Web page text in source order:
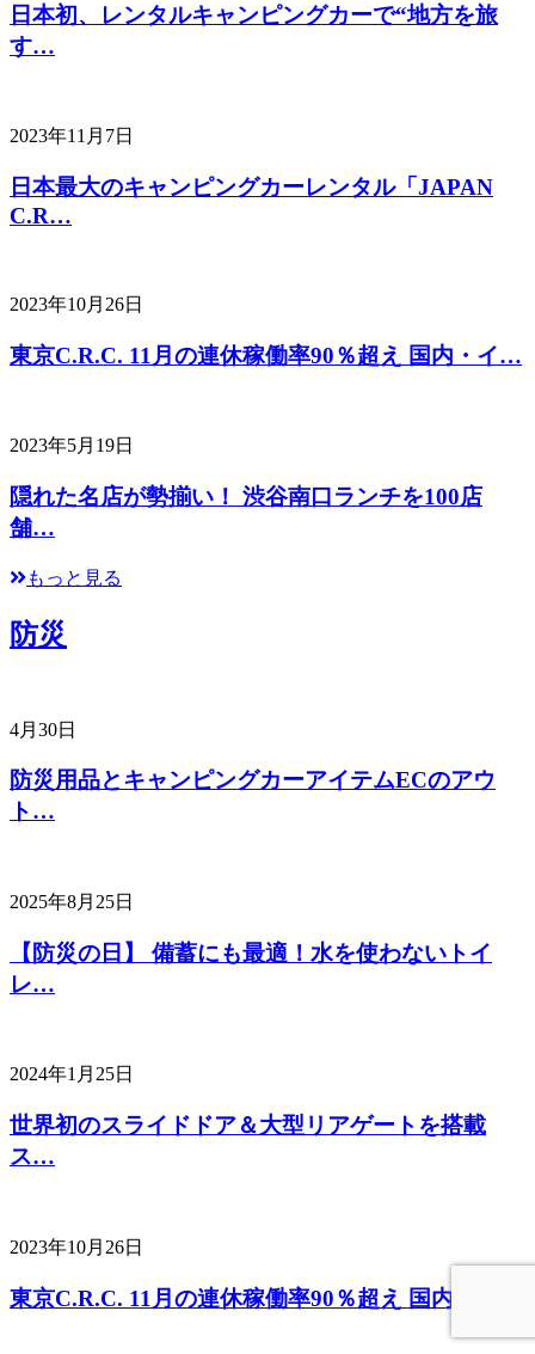
日本初、レンタルキャンピングカーで“地方を旅
す…
2023年11月7日
日本最大のキャンピングカーレンタル「JAPAN
C.R…
2023年10月26日
東京C.R.C. 11月の連休稼働率90％超え 国内・イ…
2023年5月19日
隠れた名店が勢揃い！ 渋谷南口ランチを100店
舗…
もっと見る
防災
4月30日
防災用品とキャンピングカーアイテムECのアウ
ト…
2025年8月25日
【防災の日】 備蓄にも最適！水を使わないトイ
レ…
2024年1月25日
世界初のスライドドア＆大型リアゲートを搭載
ス…
2023年10月26日
東京C.R.C. 11月の連休稼働率90％超え 国内・イ…